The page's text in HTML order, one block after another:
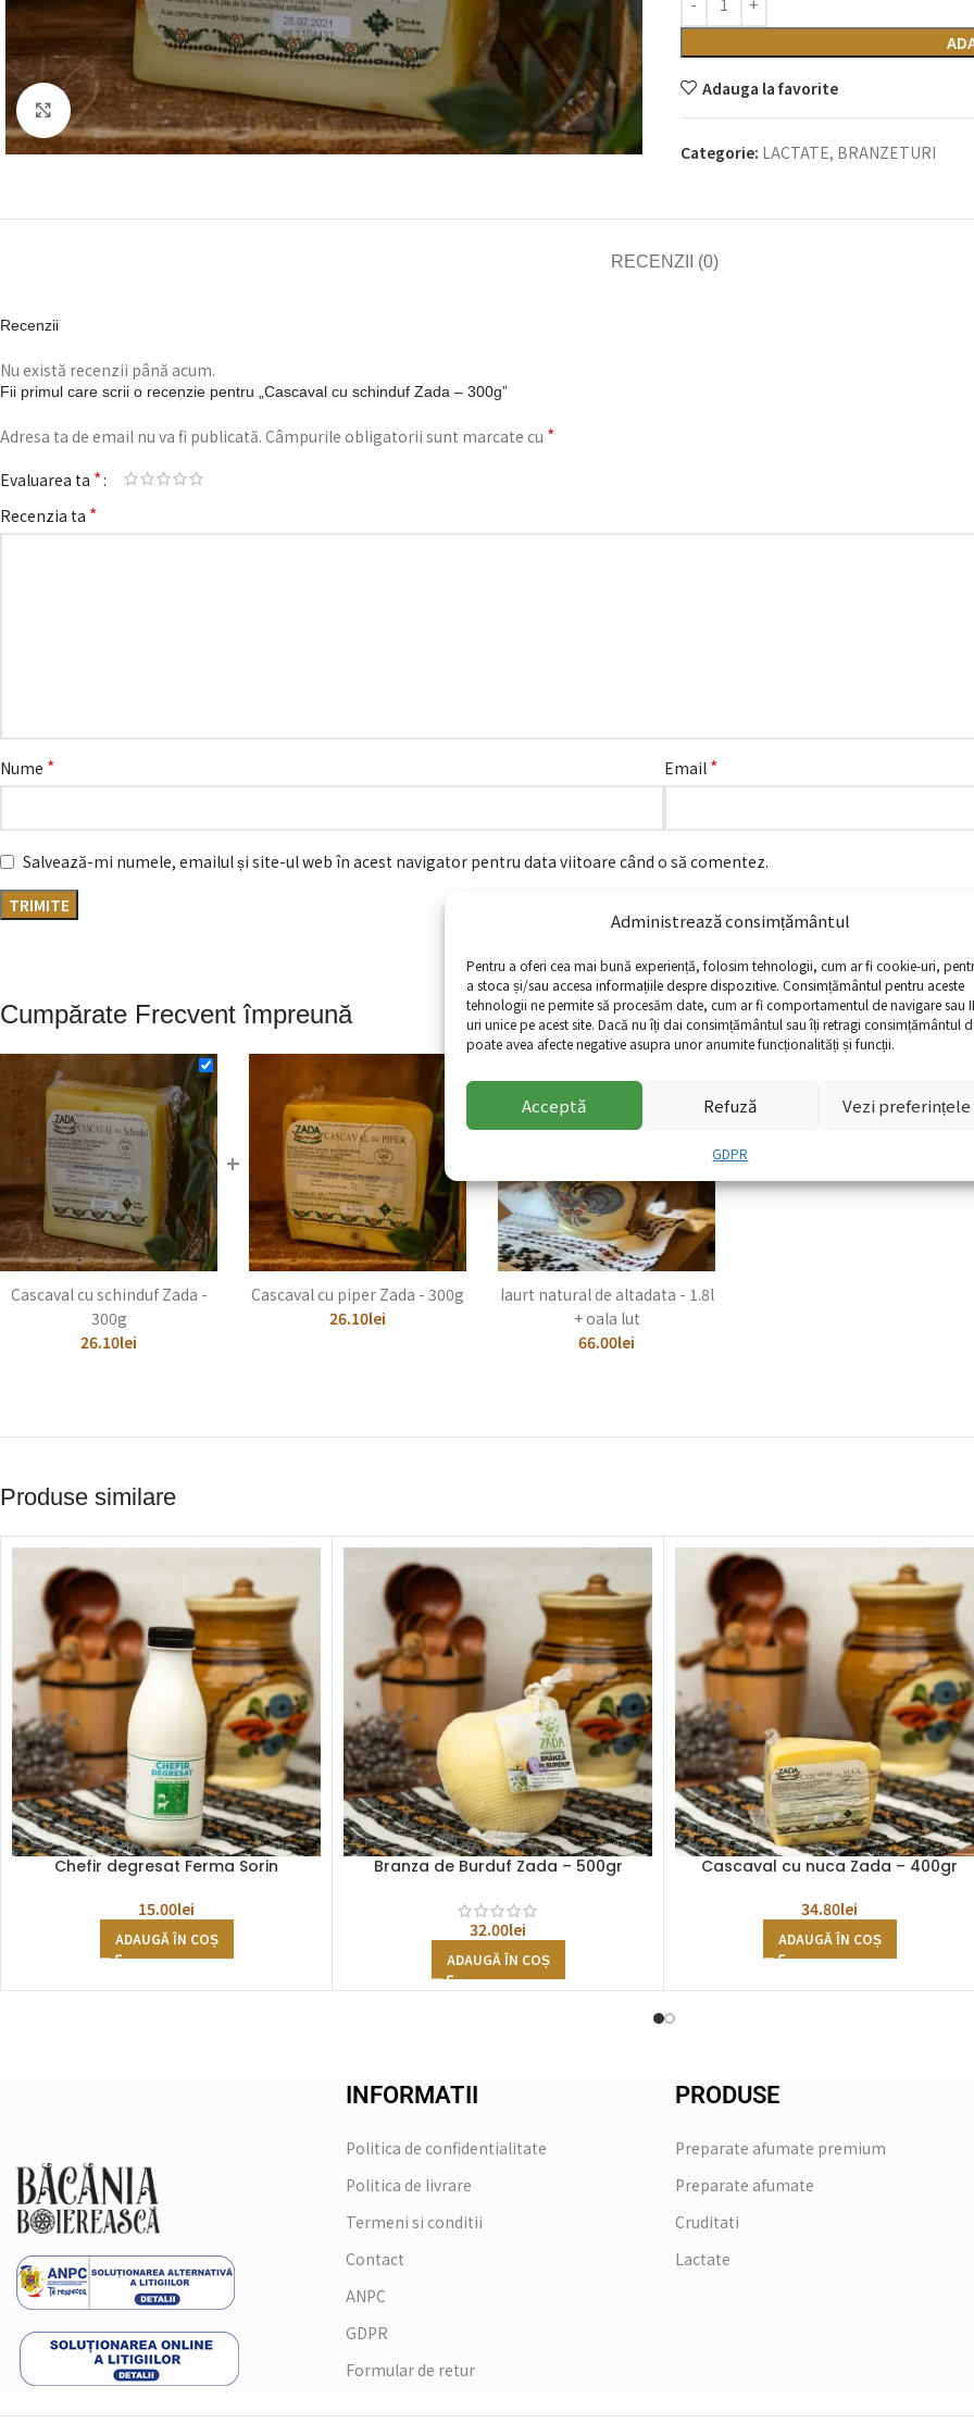
Administrează consimțământul
Pentru a oferi cea mai bună experiență, folosim tehnologii, cum ar fi cookie-uri,
a stoca și/sau accesa informațiile despre dispozitive. Consimțământul pentru aceste
tehnologii ne permite să procesăm date, cum ar fi comportamentul de navigare sau
uri unice pe acest site. Dacă nu îți dai consimțământul sau îți retragi consimțământul
poate avea afecte negative asupra unor anumite funcționalități și funcții.
Acceptă Refuză Vezi preferințele
GDPR
Click to enlarge
Adauga la favorite
Categorie: LACTATE, BRANZETURI
RECENZII (0)
Recenzii
Nu există recenzii până acum.
Fii primul care scrii o recenzie pentru „Cascaval cu schinduf Zada – 300g”
Adresa ta de email nu va fi publicată. Câmpurile obligatorii sunt marcate cu *
Evaluarea ta *
Recenzia ta *
Nume * Email *
Salvează-mi numele, emailul și site-ul web în acest navigator pentru data viitoare când o să comentez.
Cumpărate Frecvent împreună
Cascaval cu schinduf Zada -
300g
26.10lei
+
Cascaval cu piper Zada - 300g
26.10lei
Iaurt natural de altadata - 1.8l
+ oala lut
66.00lei
118.20lei
Produse similare
Chefir degresat Ferma Sorin
15.00lei
ADAUGĂ ÎN COȘ
Branza de Burduf Zada – 500gr
32.00lei
ADAUGĂ ÎN COȘ
Cascaval cu nuca Zada – 400gr
34.80lei
ADAUGĂ ÎN COȘ
INFORMATII
Politica de confidentialitate
Politica de livrare
Termeni si conditii
Contact
ANPC
GDPR
Formular de retur
PRODUSE
Preparate afumate premium
Preparate afumate
Cruditati
Lactate